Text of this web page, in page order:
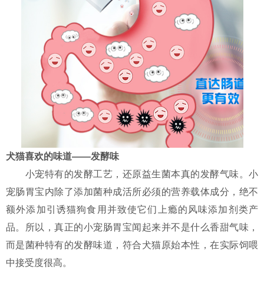
犬猫喜欢的味道——发酵味
小宠特有的发酵工艺，还原益生菌本真的发酵气味。小
宠肠胃宝内除了添加菌种成活所必须的营养载体成分，绝不
额外添加引诱猫狗食用并致使它们上瘾的风味添加剂类产
品。所以，真正的小宠肠胃宝闻起来并不是什么香甜气味，
而是菌种特有的发酵味道，符合犬猫原始本性，在实际饲喂
中接受度很高。